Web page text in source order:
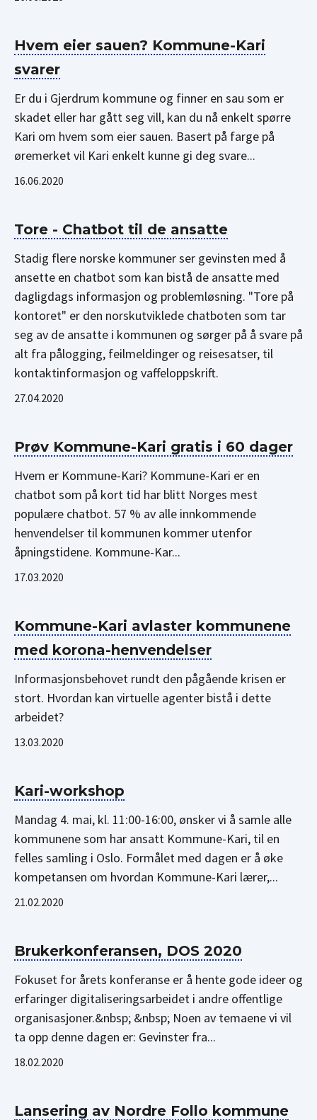
Hvem eier sauen? Kommune-Kari
svarer
Er du i Gjerdrum kommune og finner en sau som er
skadet eller har gått seg vill, kan du nå enkelt spørre
Kari om hvem som eier sauen. Basert på farge på
øremerket vil Kari enkelt kunne gi deg svare...
16.06.2020
Tore - Chatbot til de ansatte
Stadig flere norske kommuner ser gevinsten med å
ansette en chatbot som kan bistå de ansatte med
dagligdags informasjon og problemløsning. "Tore på
kontoret" er den norskutviklede chatboten som tar
seg av de ansatte i kommunen og sørger på å svare på
alt fra pålogging, feilmeldinger og reisesatser, til
kontaktinformasjon og vaffeloppskrift.
27.04.2020
Prøv Kommune-Kari gratis i 60 dager
Hvem er Kommune-Kari? Kommune-Kari er en
chatbot som på kort tid har blitt Norges mest
populære chatbot. 57 % av alle innkommende
henvendelser til kommunen kommer utenfor
åpningstidene. Kommune-Kar...
17.03.2020
Kommune-Kari avlaster kommunene
med korona-henvendelser
Informasjonsbehovet rundt den pågående krisen er
stort. Hvordan kan virtuelle agenter bistå i dette
arbeidet?
13.03.2020
Kari-workshop
Mandag 4. mai, kl. 11:00-16:00, ønsker vi å samle alle
kommunene som har ansatt Kommune-Kari, til en
felles samling i Oslo. Formålet med dagen er å øke
kompetansen om hvordan Kommune-Kari lærer,...
21.02.2020
Brukerkonferansen, DOS 2020
Fokuset for årets konferanse er å hente gode ideer og
erfaringer digitaliseringsarbeidet i andre offentlige
organisasjoner.&nbsp; &nbsp; Noen av temaene vi vil
ta opp denne dagen er: Gevinster fra...
18.02.2020
Lansering av Nordre Follo kommune